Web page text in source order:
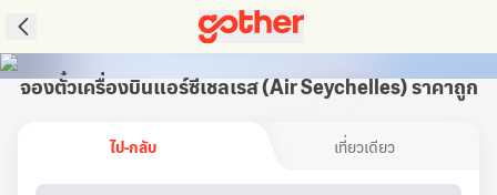
จองตั๋วเครื่องบินแอร์ซีเชลเรส (Air Seychelles) ราคาถูก
ไป-กลับ เที่ยวเดียว